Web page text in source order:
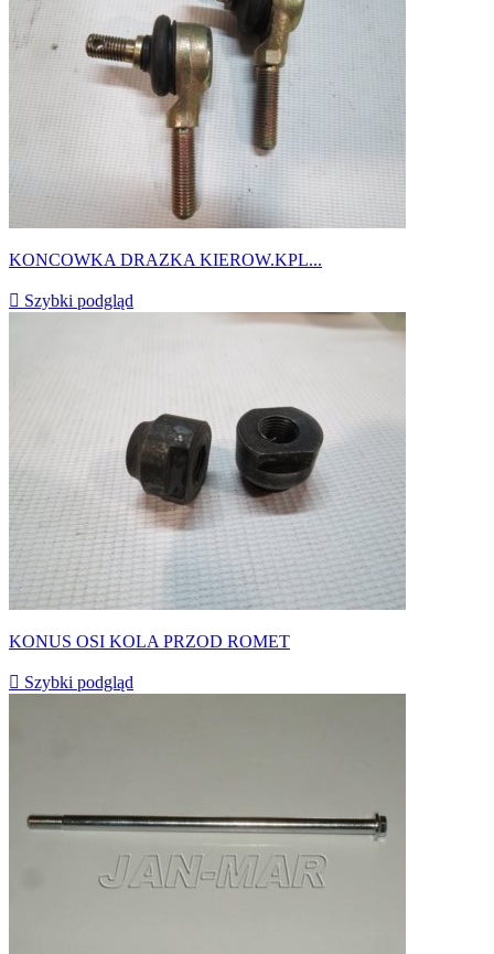
KONCOWKA DRAZKA KIEROW.KPL...
 Szybki podgląd
KONUS OSI KOLA PRZOD ROMET
 Szybki podgląd